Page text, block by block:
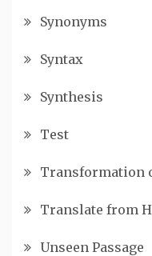
Synonyms
Syntax
Synthesis
Test
Transformation
Translate from
Unseen Passage